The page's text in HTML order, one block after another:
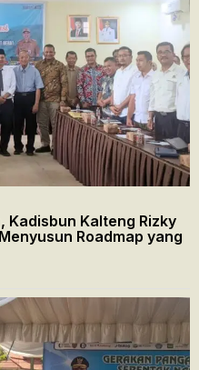
Kadisbun Kalteng Rizky
Roadmap yang